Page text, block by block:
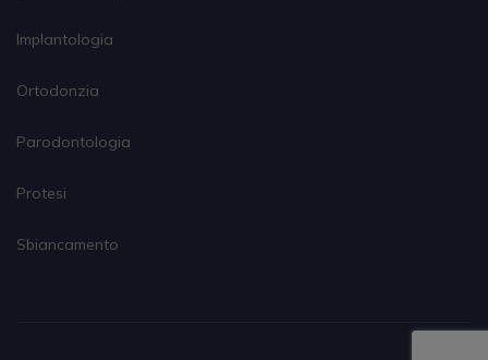
Implantologia
Ortodonzia
Parodontologia
Protesi
Sbiancamento